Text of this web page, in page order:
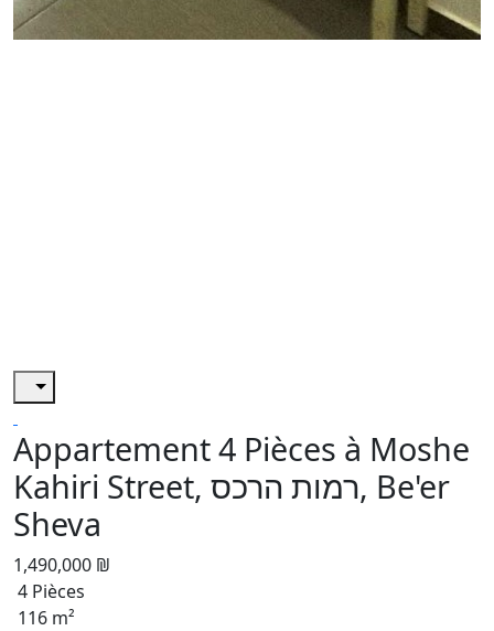
Appartement 4 Pièces à Moshe
Kahiri Street, רמות הרכס, Be'er
Sheva
1,490,000 ₪
4 Pièces
116 m²